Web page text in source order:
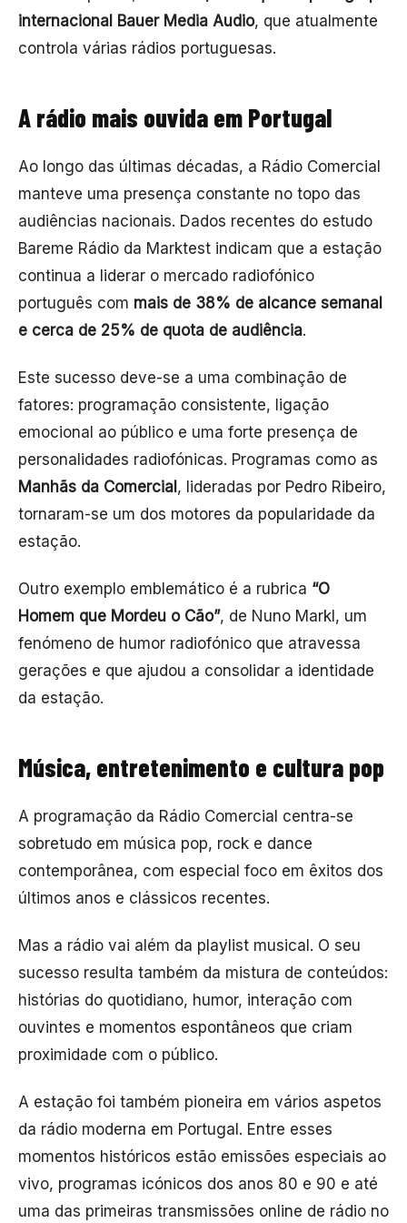
internacional Bauer Media Audio, que atualmente
controla várias rádios portuguesas.
A rádio mais ouvida em Portugal
Ao longo das últimas décadas, a Rádio Comercial
manteve uma presença constante no topo das
audiências nacionais. Dados recentes do estudo
Bareme Rádio da Marktest indicam que a estação
continua a liderar o mercado radiofónico
português com mais de 38% de alcance semanal
e cerca de 25% de quota de audiência.
Este sucesso deve-se a uma combinação de
fatores: programação consistente, ligação
emocional ao público e uma forte presença de
personalidades radiofónicas. Programas como as
Manhãs da Comercial , lideradas por Pedro Ribeiro,
tornaram-se um dos motores da popularidade da
estação.
Outro exemplo emblemático é a rubrica “O
Homem que Mordeu o Cão”, de Nuno Markl, um
fenómeno de humor radiofónico que atravessa
gerações e que ajudou a consolidar a identidade
da estação.
Música, entretenimento e cultura pop
A programação da Rádio Comercial centra-se
sobretudo em música pop, rock e dance
contemporânea, com especial foco em êxitos dos
últimos anos e clássicos recentes.
Mas a rádio vai além da playlist musical. O seu
sucesso resulta também da mistura de conteúdos:
histórias do quotidiano, humor, interação com
ouvintes e momentos espontâneos que criam
proximidade com o público.
A estação foi também pioneira em vários aspetos
da rádio moderna em Portugal. Entre esses
momentos históricos estão emissões especiais ao
vivo, programas icónicos dos anos 80 e 90 e até
uma das primeiras transmissões online de rádio no